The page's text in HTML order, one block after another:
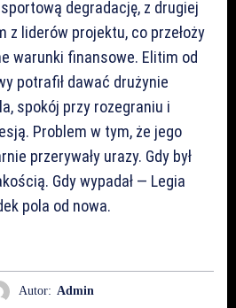
degradację, z drugiej
z liderów projektu, co przełoży
warunki finansowe. Elitim od
potrafił dawać drużynie
spokój przy rozegraniu i
Problem w tym, że jego
przerywały urazy. Gdy był
Gdy wypadał — Legia
pola od nowa.
Autor: Admin